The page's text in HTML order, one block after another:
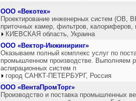
ООО «Векотех»
Проектирование инженерных систем (ОВ,
приточных камер, фильтров,
КИЕВСКАЯ область, Украина
ООО «Вектор-Инжиниринг»
Оказываем полный комплекс услуг по
промышленном производстве. Выполняем
аспирационных систем п
город САНКТ-ПЕТЕРБУРГ, Россия
ООО «ВентаПромТорг»
Производство и поставка промышленных